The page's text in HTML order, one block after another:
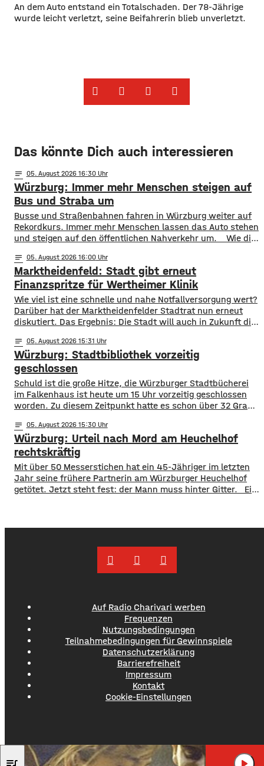
An dem Auto entstand ein Totalschaden. Der 78-Jährige
wurde leicht verletzt, seine Beifahrerin blieb unverletzt.
Das könnte Dich auch interessieren
notes 05. August 2026 16:30
Würzburg: Immer mehr Menschen steigen auf
Bus und Straba um
​​Busse und Straßenbahnen fahren in Würzburg weiter auf
Rekordkurs. Immer mehr Menschen lassen das Auto stehen
und steigen auf den öffentlichen Nahverkehr um. ​Wie die
so viele Fahrgäste transportiert wie nie zuvor. Insgesamt
waren knapp 18 Millionen Menschen im öffentlichen
Nahverkehr unterwegs. ​Besonders deutlich zeigt sich
notes 05. August 2026 16:00
Marktheidenfeld: Stadt gibt erneut
Finanzspritze für Wertheimer Klinik
​​Wie viel ist eine schnelle und nahe Notfallversorgung wert?
Darüber hat der Marktheidenfelder Stadtrat nun erneut
diskutiert. Das Ergebnis: Die Stadt will auch in Zukunft die
finanziell unterstützen. ​Über 31.000 Euro fließen in
diesem Jahr an den entsprechenden Förderverein des
Krankenhauses. Denn: Allein im letzten Jahr haben sich
120 Menschen aus Marktheidenfeld
notes 05. August 2026 15:31
Würzburg: Stadtbibliothek vorzeitig
geschlossen
Schuld ist die große Hitze, die Würzburger Stadtbücherei
im Falkenhaus ist heute um 15 Uhr vorzeitig geschlossen
worden. Zu diesem Zeitpunkt hatte es schon über 32 Grad
vorzeitige Schließung begründet die Stadt mit dem Schutz
der Gesundheit der Besucher, vor allem aber auch der
Beschäftigten in der Stadtbücherei. Das
notes 05. August 2026 15:30
Würzburg: Urteil nach Mord am Heuchelhof
rechtskräftig
​​Mit über 50 Messerstichen hat ein 45-Jähriger im letzten
Jahr seine frühere Partnerin am Würzburger Heuchelhof
getötet. Jetzt steht fest: der Mann muss hinter Gitter. ​Ein
jetzt rechtskräftig und
Auf Radio Charivari werben
Frequenzen
Nutzungsbedingungen
Teilnahmebedingungen für Gewinnspiele
Datenschutzerklärung
Barrierefreiheit
Impressum
Kontakt
Cookie-Einstellungen
ROBIN BECK